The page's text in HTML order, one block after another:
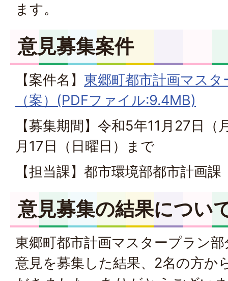
ます。
意見募集案件
【案件名】 東郷町都市計画マス
（案）(PDFファイル:9.4MB)
【募集期間】令和5年11月27日
月17日（日曜日）まで
【担当課】都市環境部都市計画課
意見募集の結果につい
東郷町都市計画マスタープラン
意見を募集した結果、2名の方か